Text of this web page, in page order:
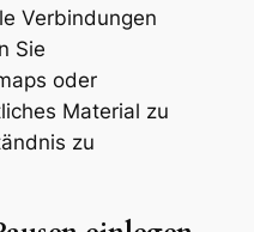
Verbindungen
Sie
oder
Material zu
zu